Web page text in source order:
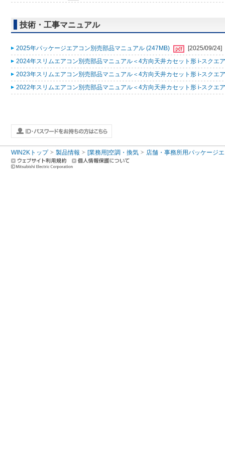
技術・工事マニュアル
2025年パッケージエアコン別売部品マニュアル (247MB)
[2025/09/24]
2024年スリムエアコン別売部品マニュアル＜4方向天井カセット形 i-スクエ
2023年スリムエアコン別売部品マニュアル＜4方向天井カセット形 i-スクエ
2022年スリムエアコン別売部品マニュアル＜4方向天井カセット形 i-スクエ
WIN2Kトップ 製品情報 [業務用]空調・換気 店舗・事務所用パッケージ